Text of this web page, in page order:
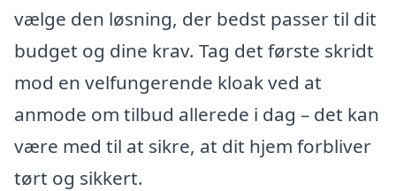
vælge den løsning, der bedst passer til dit
budget og dine krav. Tag det første skridt
mod en velfungerende kloak ved at
anmode om tilbud allerede i dag – det kan
være med til at sikre, at dit hjem forbliver
tørt og sikkert.